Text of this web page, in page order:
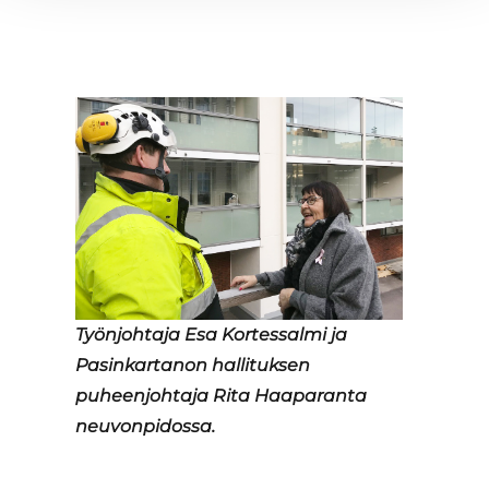
Työnjohtaja Esa Kortessalmi ja
Pasinkartanon hallituksen
puheenjohtaja Rita Haaparanta
neuvonpidossa.